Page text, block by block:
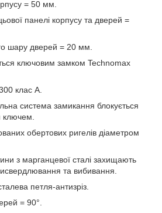
= 50 мм.
панелі корпусу та дверей =
шару дверей = 20 мм.
ключовим замком Technomax
клас A.
система замикання блокується
ключем.
обертових ригелів діаметром
з марганцевої сталі захищають
та вибивання.
петля-антизріз.
= 90°.